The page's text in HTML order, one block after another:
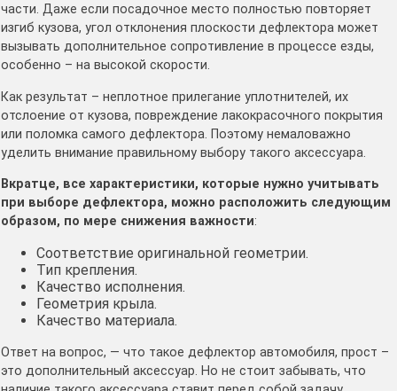
части. Даже если посадочное место полностью повторяет
изгиб кузова, угол отклонения плоскости дефлектора может
вызывать дополнительное сопротивление в процессе езды,
особенно – на высокой скорости.
Как результат – неплотное прилегание уплотнителей, их
отслоение от кузова, повреждение лакокрасочного покрытия
или поломка самого дефлектора. Поэтому немаловажно
уделить внимание правильному выбору такого аксессуара.
Вкратце, все характеристики, которые нужно учитывать
при выборе дефлектора, можно расположить следующим
образом, по мере снижения важности:
Соответствие оригинальной геометрии.
Тип крепления.
Качество исполнения.
Геометрия крыла.
Качество материала.
Ответ на вопрос, — что такое дефлектор автомобиля, прост –
это дополнительный аксессуар. Но не стоит забывать, что